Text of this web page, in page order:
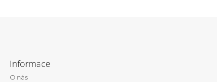
Informace
O nás